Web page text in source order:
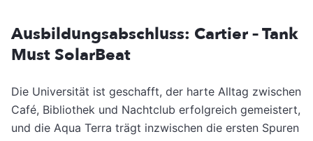
Ausbildungsabschluss: Cartier – Tank
Must SolarBeat
Die Universität ist geschafft, der harte Alltag zwischen
Café, Bibliothek und Nachtclub erfolgreich gemeistert,
und die Aqua Terra trägt inzwischen die ersten Spuren